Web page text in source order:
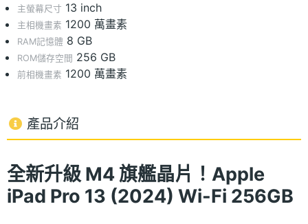
主螢幕尺寸 13 inch
主相機畫素 1200 萬畫素
RAM記憶體 8 GB
ROM儲存空間 256 GB
前相機畫素 1200 萬畫素
產品介紹
全新升級 M4 旗艦晶片！Apple
iPad Pro 13 (2024) Wi-Fi 256GB